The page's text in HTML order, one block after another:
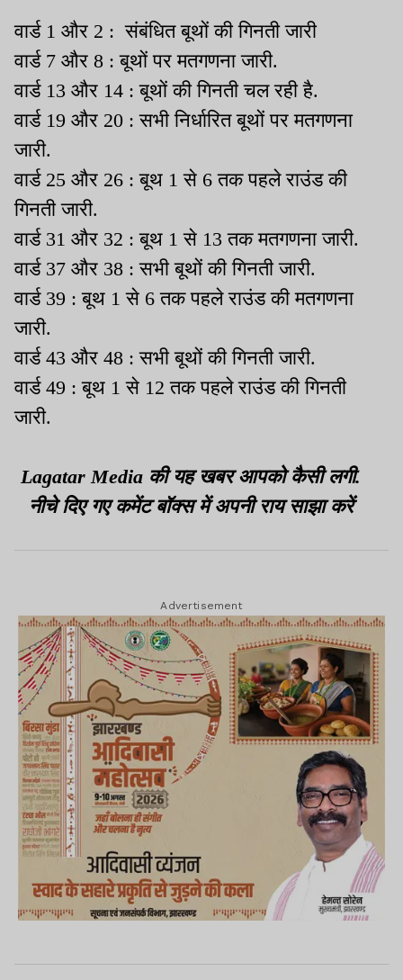
वार्ड 1 और 2 : संबंधित बूथों की गिनती जारी
वार्ड 7 और 8 : बूथों पर मतगणना जारी.
वार्ड 13 और 14 : बूथों की गिनती चल रही है.
वार्ड 19 और 20 : सभी निर्धारित बूथों पर मतगणना
जारी.
वार्ड 25 और 26 : बूथ 1 से 6 तक पहले राउंड की
गिनती जारी.
वार्ड 31 और 32 : बूथ 1 से 13 तक मतगणना जारी.
वार्ड 37 और 38 : सभी बूथों की गिनती जारी.
वार्ड 39 : बूथ 1 से 6 तक पहले राउंड की मतगणना
जारी.
वार्ड 43 और 48 : सभी बूथों की गिनती जारी.
वार्ड 49 : बूथ 1 से 12 तक पहले राउंड की गिनती
जारी.
Lagatar Media की यह खबर आपको कैसी लगी.
नीचे दिए गए कमेंट बॉक्स में अपनी राय साझा करें
Advertisement